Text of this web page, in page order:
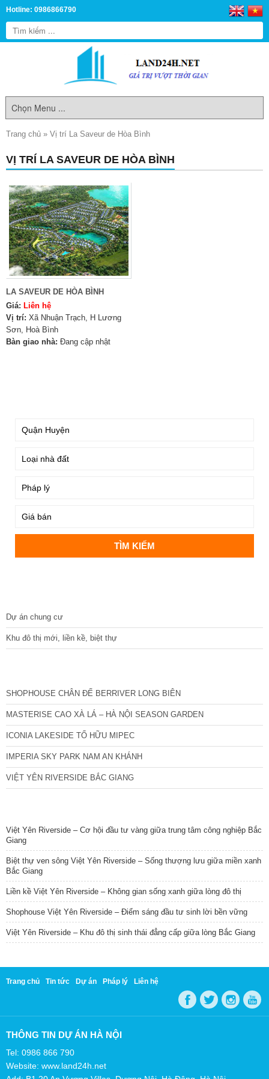
Hotline: 0986866790
Trang chủ » Vị trí La Saveur de Hòa Bình
VỊ TRÍ LA SAVEUR DE HÒA BÌNH
LA SAVEUR DE HÒA BÌNH
Giá: Liên hệ
Vị trí: Xã Nhuận Trạch, H Lương
Sơn, Hoà Bình
Bàn giao nhà: Đang cập nhật
Dự án chung cư
Khu đô thị mới, liền kề, biệt thự
SHOPHOUSE CHÂN ĐẾ BERRIVER LONG BIÊN
MASTERISE CAO XÀ LÁ – HÀ NỘI SEASON GARDEN
ICONIA LAKESIDE TỐ HỮU MIPEC
IMPERIA SKY PARK NAM AN KHÁNH
VIỆT YÊN RIVERSIDE BẮC GIANG
Việt Yên Riverside – Cơ hội đầu tư vàng giữa trung tâm công nghiệp Bắc
Giang
Biệt thự ven sông Việt Yên Riverside – Sống thượng lưu giữa miền xanh
Bắc Giang
Liền kề Việt Yên Riverside – Không gian sống xanh giữa lòng đô thị
Shophouse Việt Yên Riverside – Điểm sáng đầu tư sinh lời bền vững
Việt Yên Riverside – Khu đô thị sinh thái đẳng cấp giữa lòng Bắc Giang
Trang chủ Tin tức Dự án Pháp lý Liên hệ
THÔNG TIN DỰ ÁN HÀ NỘI
Tel: 0986 866 790
Website: www.land24h.net